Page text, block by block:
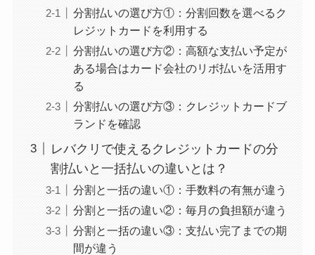
分割払いの選び方①：分割回数を選べるク
レジットカードを利用する
分割払いの選び方②：高額な支払い予定が
ある場合はカード会社のリボ払いを活用す
る
分割払いの選び方③：クレジットカードブ
ランドを確認
レバクリで使えるクレジットカードの分
割払いと一括払いの違いとは？
分割と一括の違い①：手数料の有無が違う
分割と一括の違い②：毎月の負担額が違う
分割と一括の違い③：支払い完了までの期
間が違う